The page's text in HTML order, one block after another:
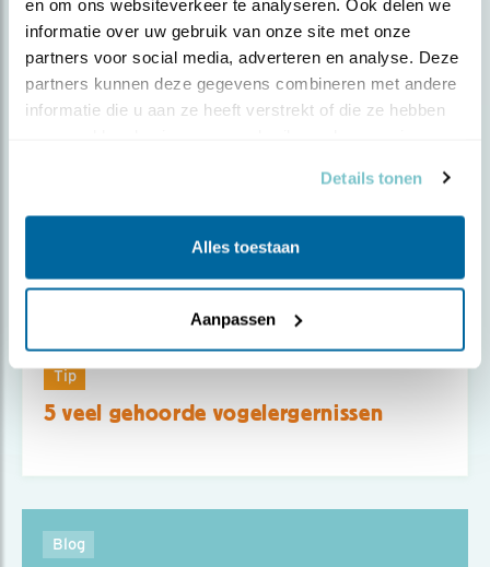
en om ons websiteverkeer te analyseren. Ook delen we
informatie over uw gebruik van onze site met onze
partners voor social media, adverteren en analyse. Deze
partners kunnen deze gegevens combineren met andere
informatie die u aan ze heeft verstrekt of die ze hebben
Details tonen
Alles toestaan
Aanpassen
Leve de blaadjes! Ban de bladblazer!
Tip
5 veel gehoorde vogelergernissen
Blog